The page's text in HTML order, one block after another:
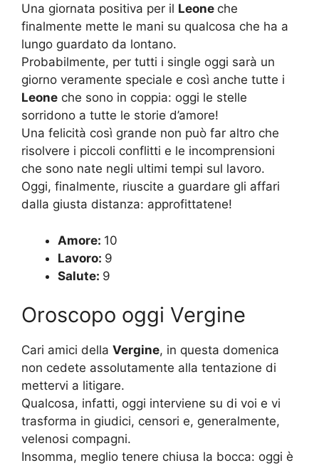
Una giornata positiva per il Leone che
finalmente mette le mani su qualcosa che ha a
lungo guardato da lontano.
Probabilmente, per tutti i single oggi sarà un
giorno veramente speciale e così anche tutte i
Leone che sono in coppia: oggi le stelle
sorridono a tutte le storie d’amore!
Una felicità così grande non può far altro che
risolvere i piccoli conflitti e le incomprensioni
che sono nate negli ultimi tempi sul lavoro.
Oggi, finalmente, riuscite a guardare gli affari
dalla giusta distanza: approfittatene!
Amore: 10
Lavoro: 9
Salute: 9
Oroscopo oggi Vergine
Cari amici della Vergine, in questa domenica
non cedete assolutamente alla tentazione di
mettervi a litigare.
Qualcosa, infatti, oggi interviene su di voi e vi
trasforma in giudici, censori e, generalmente,
velenosi compagni.
Insomma, meglio tenere chiusa la bocca: oggi è